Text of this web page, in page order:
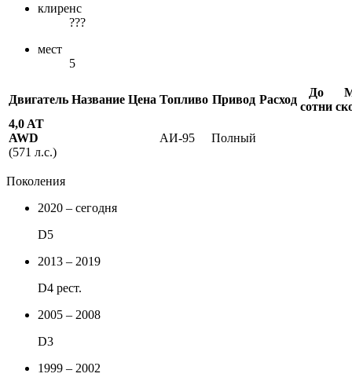
клиренс
???
мест
5
Двигатель Название Цена Топливо Привод Расход
До
сотни
4,0 AT
AWD
(571 л.с.)
АИ-95 Полный
Поколения
2020 – сегодня
D5
2013 – 2019
D4 рест.
2005 – 2008
D3
1999 – 2002